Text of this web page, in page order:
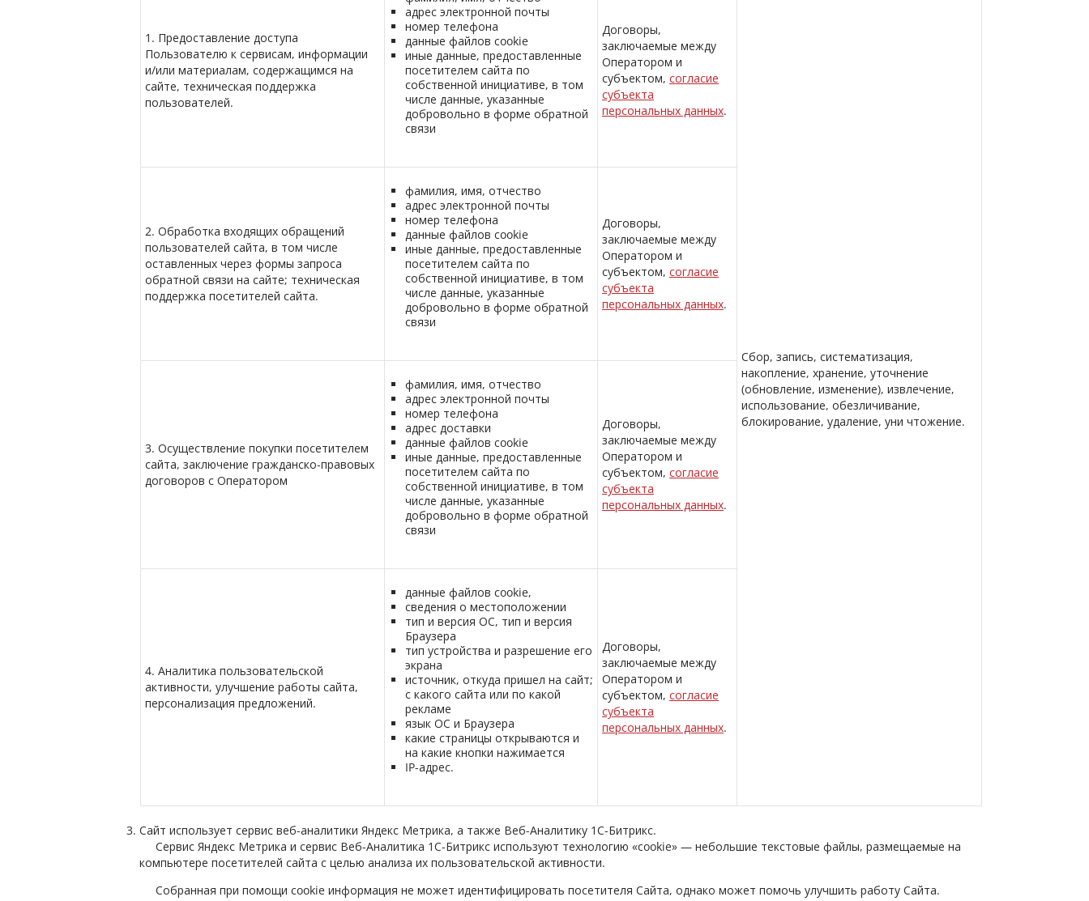
1. Предоставление доступа
Пользователю к сервисам, информации
и/или материалам, содержащимся на
сайте, техническая поддержка
пользователей.
адрес электронной почты
номер телефона
данные файлов cookie
иные данные, предоставленные
посетителем сайта по
собственной инициативе, в том
числе данные, указанные
добровольно в форме обратной
связи
Договоры,
заключаемые между
Оператором и
субъектом, согласие
субъекта
персональных данных.
Сбор, запись, систематизация,
накопление, хранение, уточнение
(обновление, изменение), извлечение,
использование, обезличивание,
блокирование, удаление, уни чтожение.
2. Обработка входящих обращений
пользователей сайта, в том числе
оставленных через формы запроса
обратной связи на сайте; техническая
поддержка посетителей сайта.
фамилия, имя, отчество
адрес электронной почты
номер телефона
данные файлов cookie
иные данные, предоставленные
посетителем сайта по
собственной инициативе, в том
числе данные, указанные
добровольно в форме обратной
связи
Договоры,
заключаемые между
Оператором и
субъектом, согласие
субъекта
персональных данных.
3. Осуществление покупки посетителем
сайта, заключение гражданско-правовых
договоров с Оператором
фамилия, имя, отчество
адрес электронной почты
номер телефона
адрес доставки
данные файлов cookie
иные данные, предоставленные
посетителем сайта по
собственной инициативе, в том
числе данные, указанные
добровольно в форме обратной
связи
Договоры,
заключаемые между
Оператором и
субъектом, согласие
субъекта
персональных данных.
4. Аналитика пользовательской
активности, улучшение работы сайта,
персонализация предложений.
данные файлов cookie,
сведения о местоположении
тип и версия ОС, тип и версия
Браузера
тип устройства и разрешение его
экрана
источник, откуда пришел на сайт;
с какого сайта или по какой
рекламе
язык ОС и Браузера
какие страницы открываются и
на какие кнопки нажимается
IP-адрес.
Договоры,
заключаемые между
Оператором и
субъектом, согласие
субъекта
персональных данных.
Сайт использует сервис веб-аналитики Яндекс Метрика, а также Веб-Аналитику 1С-Битрикс.
Сервис Яндекс Метрика и сервис Веб-Аналитика 1С-Битрикс используют технологию «cookie» — небольшие текстовые файлы, размещаемые на
компьютере посетителей сайта с целью анализа их пользовательской активности.
Собранная при помощи cookie информация не может идентифицировать посетителя Сайта, однако может помочь улучшить работу Сайта.